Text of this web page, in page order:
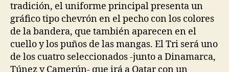
tradición, el uniforme principal presenta un
gráfico tipo chevrón en el pecho con los colores
de la bandera, que también aparecen en el
cuello y los puños de las mangas. El Tri será uno
de los cuatro seleccionados -junto a Dinamarca,